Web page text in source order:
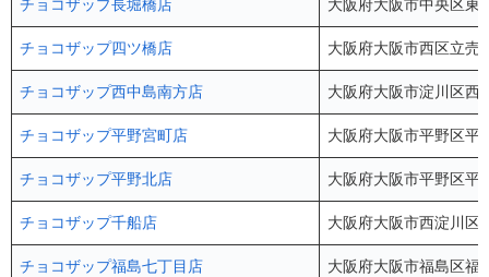
チョコザップ長堀橋店 大阪府大阪市中央区
チョコザップ四ツ橋店 大阪府大阪市西区立
チョコザップ西中島南方店 大阪府大阪市淀川区
チョコザップ平野宮町店 大阪府大阪市平野区
チョコザップ平野北店 大阪府大阪市平野区
チョコザップ千船店 大阪府大阪市西淀川
チョコザップ福島七丁目店 大阪府大阪市福島区